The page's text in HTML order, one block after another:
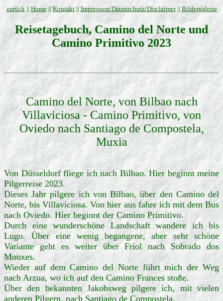
zurück|| Home|| Kontakt|| Impressum/Datenschutz/Disclaimer|| Bildergalerie
Reisetagebuch, Camino del Norte und
Camino Primitivo 2023
Camino del Norte, von Bilbao nach
Villaviciosa - Camino Primitivo, von
Oviedo nach Santiago de Compostela,
Muxia
Von Düsseldorf fliege ich nach Bilbao. Hier beginnt meine
Pilgerreise 2023.
Dieses Jahr pilgere ich von Bilbao, über den Camino del
Norte, bis Villaviciosa. Von hier aus fahre ich mit dem Bus
nach Oviedo. Hier beginnt der Camino Primitivo.
Durch eine wunderschöne Landschaft wandere ich bis
Lugo. Über eine wenig begangene, aber sehr schöne
Variante geht es weiter über Friol nach Sobrado dos
Monxes.
Wieder auf dem Camino del Norte führt mich der Weg
nach Arzua, wo ich auf den Camino Frances stoße.
Über den bekannten Jakobsweg pilgere ich, mit vielen
anderen Pilgern, nach Santiago de Compostela.